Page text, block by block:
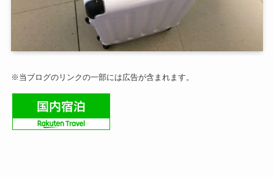
※当ブログのリンクの一部には広告が含まれます。